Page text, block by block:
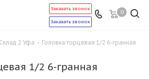
0
Заказать звонок
Заказать звонок
Склад 2 Уфа - Головка торцевая 1/2 6-гранная
1/2 6-гранная